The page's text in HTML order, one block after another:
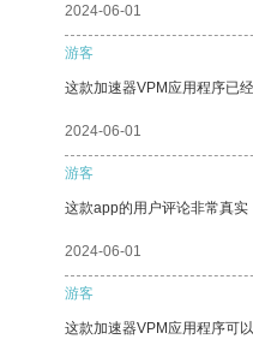
2024-06-01
游客
这款加速器VPM应用程序已
2024-06-01
游客
这款app的用户评论非常真实
2024-06-01
游客
这款加速器VPM应用程序可